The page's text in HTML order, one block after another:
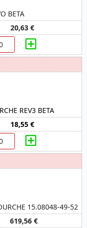
BETA
20,63 €
REV3 BETA
18,55 €
15.08048-49-52
619,56 €